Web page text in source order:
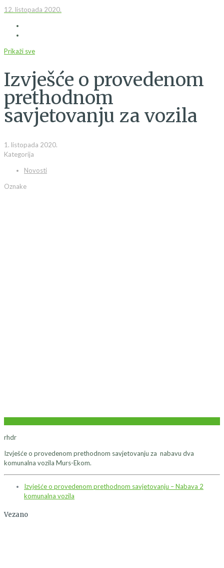
12. listopada 2020.
Prikaži sve
Izvješće o provedenom
prethodnom
savjetovanju za vozila
1. listopada 2020.
Kategorija
Novosti
Oznake
rhdr
Izvješće o provedenom prethodnom savjetovanju za nabavu dva
komunalna vozila Murs-Ekom.
Izvješće o provedenom prethodnom savjetovanju – Nabava 2
komunalna vozila
Vezano